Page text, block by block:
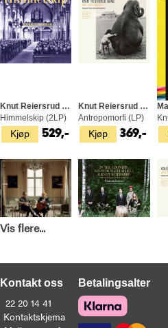
Kjøp
Knut Reiersrud & Iver Kleive
Himmelskip (2LP)
529,- Kjøp
Knut Reiersrud Band
Antropomorfi (LP)
369,-
Bestill
(Slippes 24.09.2026)
189,- Kjøp 189,-
Vis flere...
Kontakt oss
22 20 14 41
Kontaktskjema